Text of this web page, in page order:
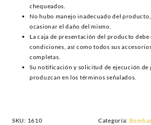
chequeados.
No hubo manejo inadecuado del
ocasionar el daño del mismo.
La caja de presentación del producto debe
condiciones, así como todos sus
completas.
Su notificación y solicitud de ejecución de
produzcan en los términos señalados.
SKU: 1610 Categoría: